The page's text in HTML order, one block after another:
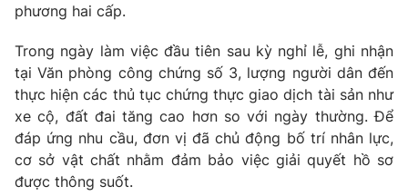
Nhân vật
Khán giả
Giải sao mai
Âm nhạc
Sao
Du lịch
Làm đẹp
Chất lượng cuộc sống
Giáo dục
Tuyển sinh
Học trực tuyến
Công nghệ
Hitech Công nghệ tương lai
Sản phẩm
Giao lưu trực tuyến
phương hai cấp.
Trong ngày làm việc đầu tiên sau kỳ nghỉ lễ, ghi nhận
tại Văn phòng công chứng số 3, lượng người dân đến
thực hiện các thủ tục chứng thực giao dịch tài sản như
xe cộ, đất đai tăng cao hơn so với ngày thường. Để
đáp ứng nhu cầu, đơn vị đã chủ động bố trí nhân lực,
cơ sở vật chất nhằm đảm bảo việc giải quyết hồ sơ
được thông suốt.